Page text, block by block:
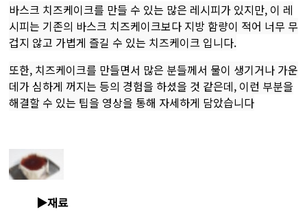
바스크 치즈케이크를 만들 수 있는 많은 레시피가 있지만, 이 레
시피는 기존의 바스크 치즈케이크보다 지방 함량이 적어 너무 무
겁지 않고 가볍게 즐길 수 있는 치즈케이크 입니다.
또한, 치즈케이크를 만들면서 많은 분들께서 물이 생기거나 가운
데가 심하게 꺼지는 등의 경험을 하셨을 것 같은데, 이런 부분을
해결할 수 있는 팁을 영상을 통해 자세하게 담았습니다
▶재료